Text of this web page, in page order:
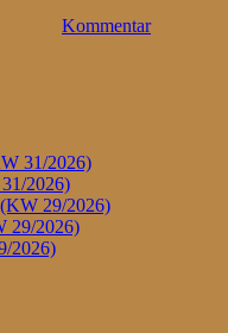
Kommentar
31/2026)
2026)
29/2026)
29/2026)
2026)